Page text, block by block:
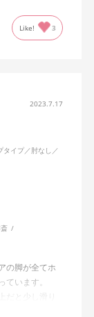
Like! 3
2023.7.17
タイプ／肘なし／
の脚が全てホ
います。
と少し滑り
少し気にな